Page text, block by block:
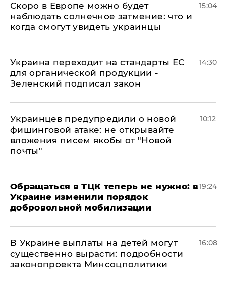
Скоро в Европе можно будет
наблюдать солнечное затмение: что и
когда смогут увидеть украинцы
15:04
Украина переходит на стандарты ЕС
для органической продукции -
Зеленский подписал закон
14:30
Украинцев предупредили о новой
фишинговой атаке: не открывайте
вложения писем якобы от "Новой
почты"
10:12
Обращаться в ТЦК теперь не нужно: в
Украине изменили порядок
добровольной мобилизации
19:24
В Украине выплаты на детей могут
существенно вырасти: подробности
законопроекта Минсоцполитики
16:08